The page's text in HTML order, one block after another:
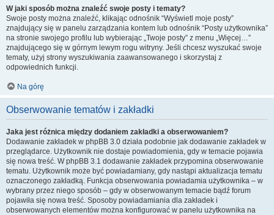
W jaki sposób można znaleźć swoje posty i tematy?
Swoje posty można znaleźć, klikając odnośnik “Wyświetl moje posty”
znajdujący się w panelu zarządzania kontem lub odnośnik “Posty użytkownika”
na stronie swojego profilu lub wybierając „Twoje posty” z menu „Więcej…”
znajdującego się w górnym lewym rogu witryny. Jeśli chcesz wyszukać swoje
tematy, użyj strony wyszukiwania zaawansowanego i skorzystaj z
odpowiednich funkcji.
Na górę
Obserwowanie tematów i zakładki
Jaka jest różnica między dodaniem zakładki a obserwowaniem?
Dodawanie zakładek w phpBB 3.0 działa podobnie jak dodawanie zakładek w
przeglądarce. Użytkownik nie dostaje powiadomienia, gdy w temacie pojawia
się nowa treść. W phpBB 3.1 dodawanie zakładek przypomina obserwowanie
tematu. Użytkownik może być powiadamiany, gdy nastąpi aktualizacja tematu
oznaczonego zakładką. Funkcja obserwowania powiadamia użytkownika – w
wybrany przez niego sposób – gdy w obserwowanym temacie bądź forum
pojawiła się nowa treść. Sposoby powiadamiania dla zakładek i
obserwowanych elementów można konfigurować w panelu użytkownika na